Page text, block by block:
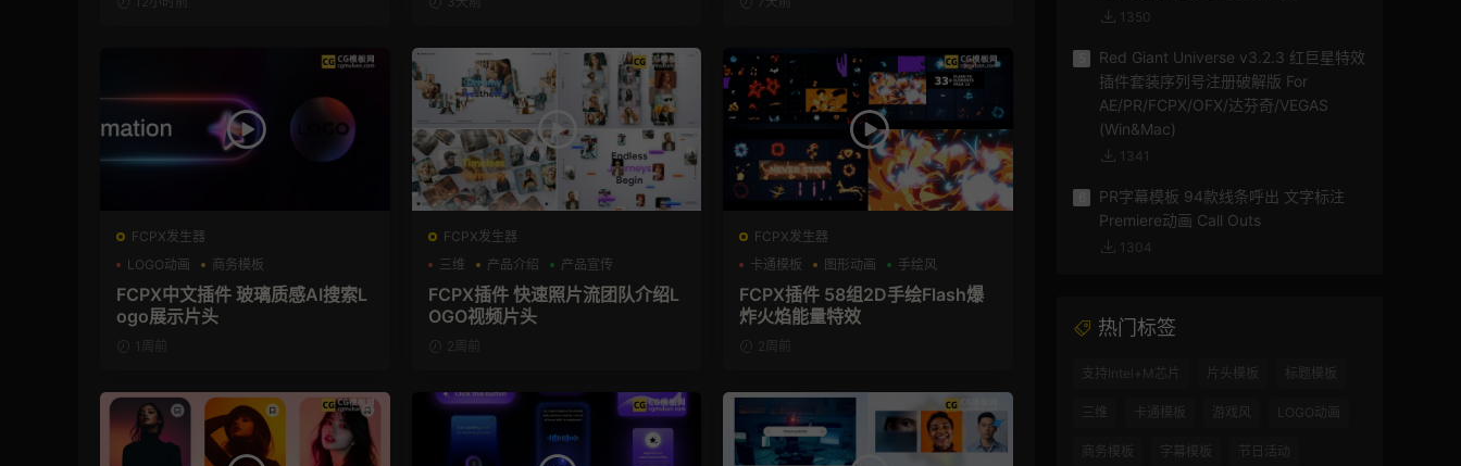
FCPX发生器
LOGO动画
商务模板
支持Intel+M芯片
FCPX中文插件 玻璃质感AI搜索L
ogo展示片头
1周前
FCPX发生器
三维
产品介绍 产品宣传
FCPX插件 快速照片流团队介绍L
OGO视频片头
2周前
FCPX发生器
卡通模板
图形动画 手绘风
FCPX插件 58组2D手绘Flash爆
炸火焰能量特效
2周前
1350
Red Giant Universe v3.2.3 红巨星特效
插件套装序列号注册破解版 For
AE/PR/FCPX/OFX/达芬奇/VEGAS
(Win&Mac)
1341
PR字幕模板 94款线条呼出 文字标注
Premiere动画 Call Outs
1304
热门标签
支持Intel+M芯片 片头模板 标题模板
三维 卡通模板 游戏风 LOGO动画
商务模板 字幕模板 节日活动